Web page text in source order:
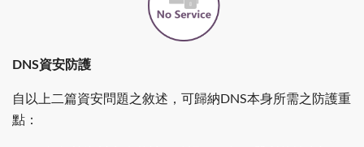
DNS資安防護
自以上二篇資安問題之敘述，可歸納DNS本身所需之防護重
點：